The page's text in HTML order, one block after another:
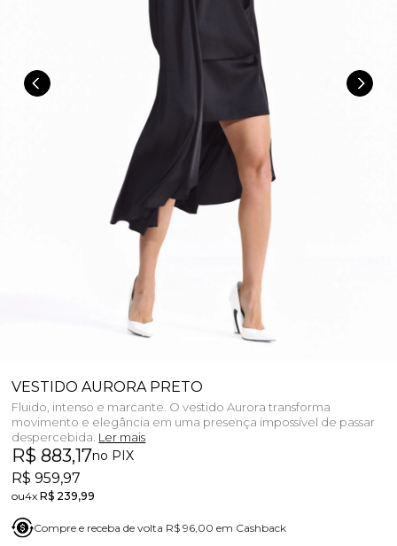
VESTIDO AURORA PRETO
Fluido, intenso e marcante. O vestido Aurora transforma
movimento e elegância em uma presença impossível de passar
despercebida. Ler mais
R$ 883,17no PIX
R$ 959,97
4xR$ 239,99
Compre e receba de volta R$ 96,00 em Cashback